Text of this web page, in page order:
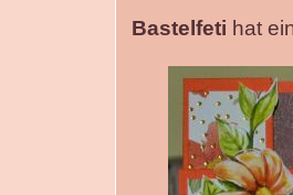
Bastelfeti hat